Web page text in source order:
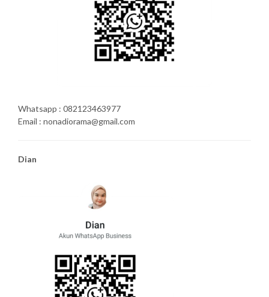
Whatsapp : 082123463977
Email : nonadiorama@gmail.com
Dian